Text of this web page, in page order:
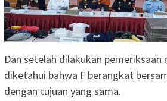
Dan setelah dilakukan pemeriksaan
diketahui bahwa F berangkat
dengan tujuan yang sama.